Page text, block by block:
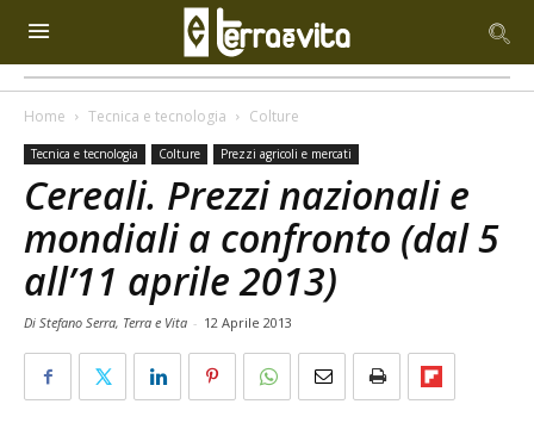
Home Tecnica e tecnologia Colture
Tecnica e tecnologia Colture Prezzi agricoli e mercati
Cereali. Prezzi nazionali e
mondiali a confronto (dal 5
all’11 aprile 2013)
Di Stefano Serra, Terra e Vita - 12 Aprile 2013